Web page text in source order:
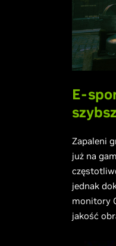
E-
Zapaleni
już na
jednak
monitory
jakość